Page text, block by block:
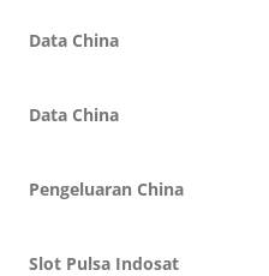
Data China
Data China
Pengeluaran China
Slot Pulsa Indosat